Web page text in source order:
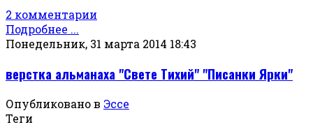
2 комментарии
Подробнее ...
Понедельник, 31 марта 2014 18:43
верстка альманаха "Свете Тихий" "Писанки Ярки"
Опубликовано в Эссе
Теги